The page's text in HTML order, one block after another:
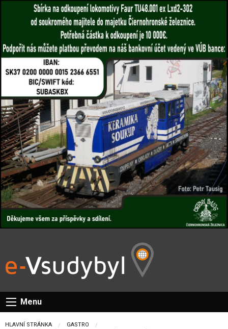
Menu
HLAVNÍ STRÁNKA
GASTRO